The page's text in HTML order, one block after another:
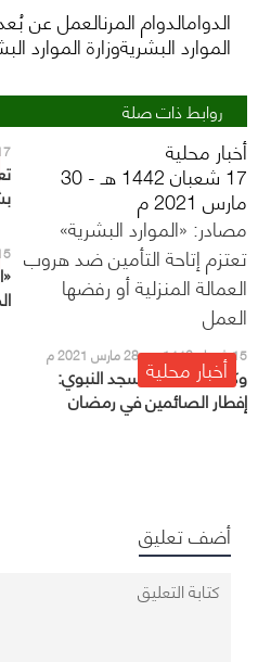
الدوامالدوام المرنالعمل عن
الموارد البشريةوزارة الموارد
روابط ذات صلة
أخبار محلية
17 شعبان 1442 هـ - 30
مارس 2021 م
مصادر: «الموارد البشرية»
تعتزم إتاحة التأمين ضد هروب
العمالة المنزلية أو رفضها
العمل
17 شعبان 1442
15 شعبان 1442
أخبار محلية15 شعبان 1442 هـ - 28 مارس 2021 م
وكالة شؤون المسجد النبوي:
إفطار الصائمين في رمضان
مقتصر على التمر والماء
أضف تعليق